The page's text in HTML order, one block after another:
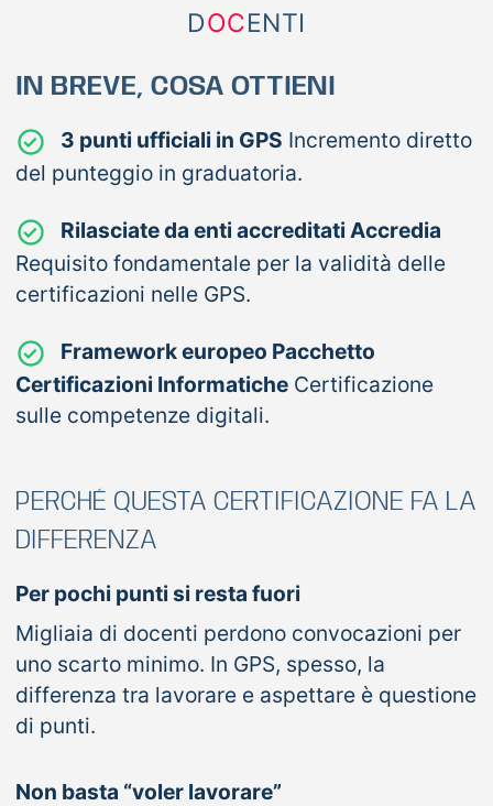
DOCENTI
IN BREVE, COSA OTTIENI
3 punti ufficiali in GPS Incremento diretto
del punteggio in graduatoria.
Rilasciate da enti accreditati Accredia
Requisito fondamentale per la validità delle
certificazioni nelle GPS.
Framework europeo Pacchetto
Certificazioni Informatiche Certificazione
sulle competenze digitali.
PERCHÉ QUESTA CERTIFICAZIONE FA LA
DIFFERENZA
Per pochi punti si resta fuori
Migliaia di docenti perdono convocazioni per
uno scarto minimo. In GPS, spesso, la
differenza tra lavorare e aspettare è questione
di punti.
Non basta “voler lavorare”